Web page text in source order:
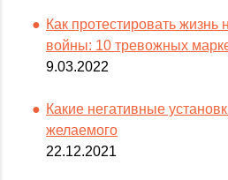
Как протестировать жизнь
войны: 10 тревожных
9.03.2022
Какие негативные
желаемого
22.12.2021